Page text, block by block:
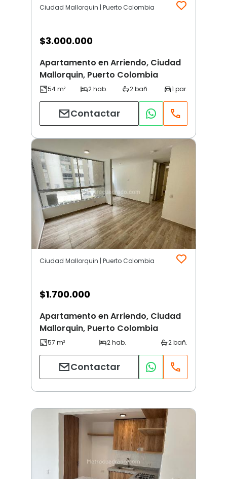
Ciudad Mallorquin | Puerto Colombia
$3.000.000
Apartamento en Arriendo, Ciudad
Mallorquin, Puerto Colombia
Contactar
Ciudad Mallorquin | Puerto Colombia
$1.700.000
Apartamento en Arriendo, Ciudad
Mallorquin, Puerto Colombia
Contactar